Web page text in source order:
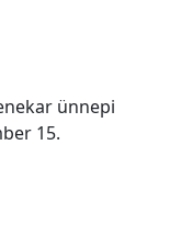
ünnepi
15.